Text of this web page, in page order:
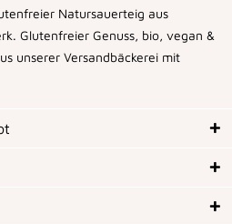
Natursauerteig aus
Glutenfreier Genuss, bio, vegan &
unserer Versandbäckerei mit